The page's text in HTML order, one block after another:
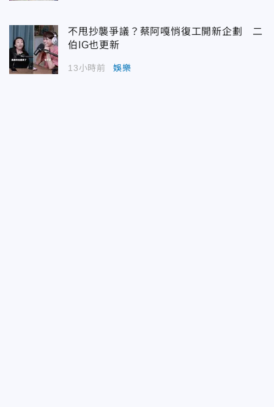
不甩抄襲爭議？蔡阿嘎悄復工開新企劃 二
伯IG也更新
13小時前 娛樂